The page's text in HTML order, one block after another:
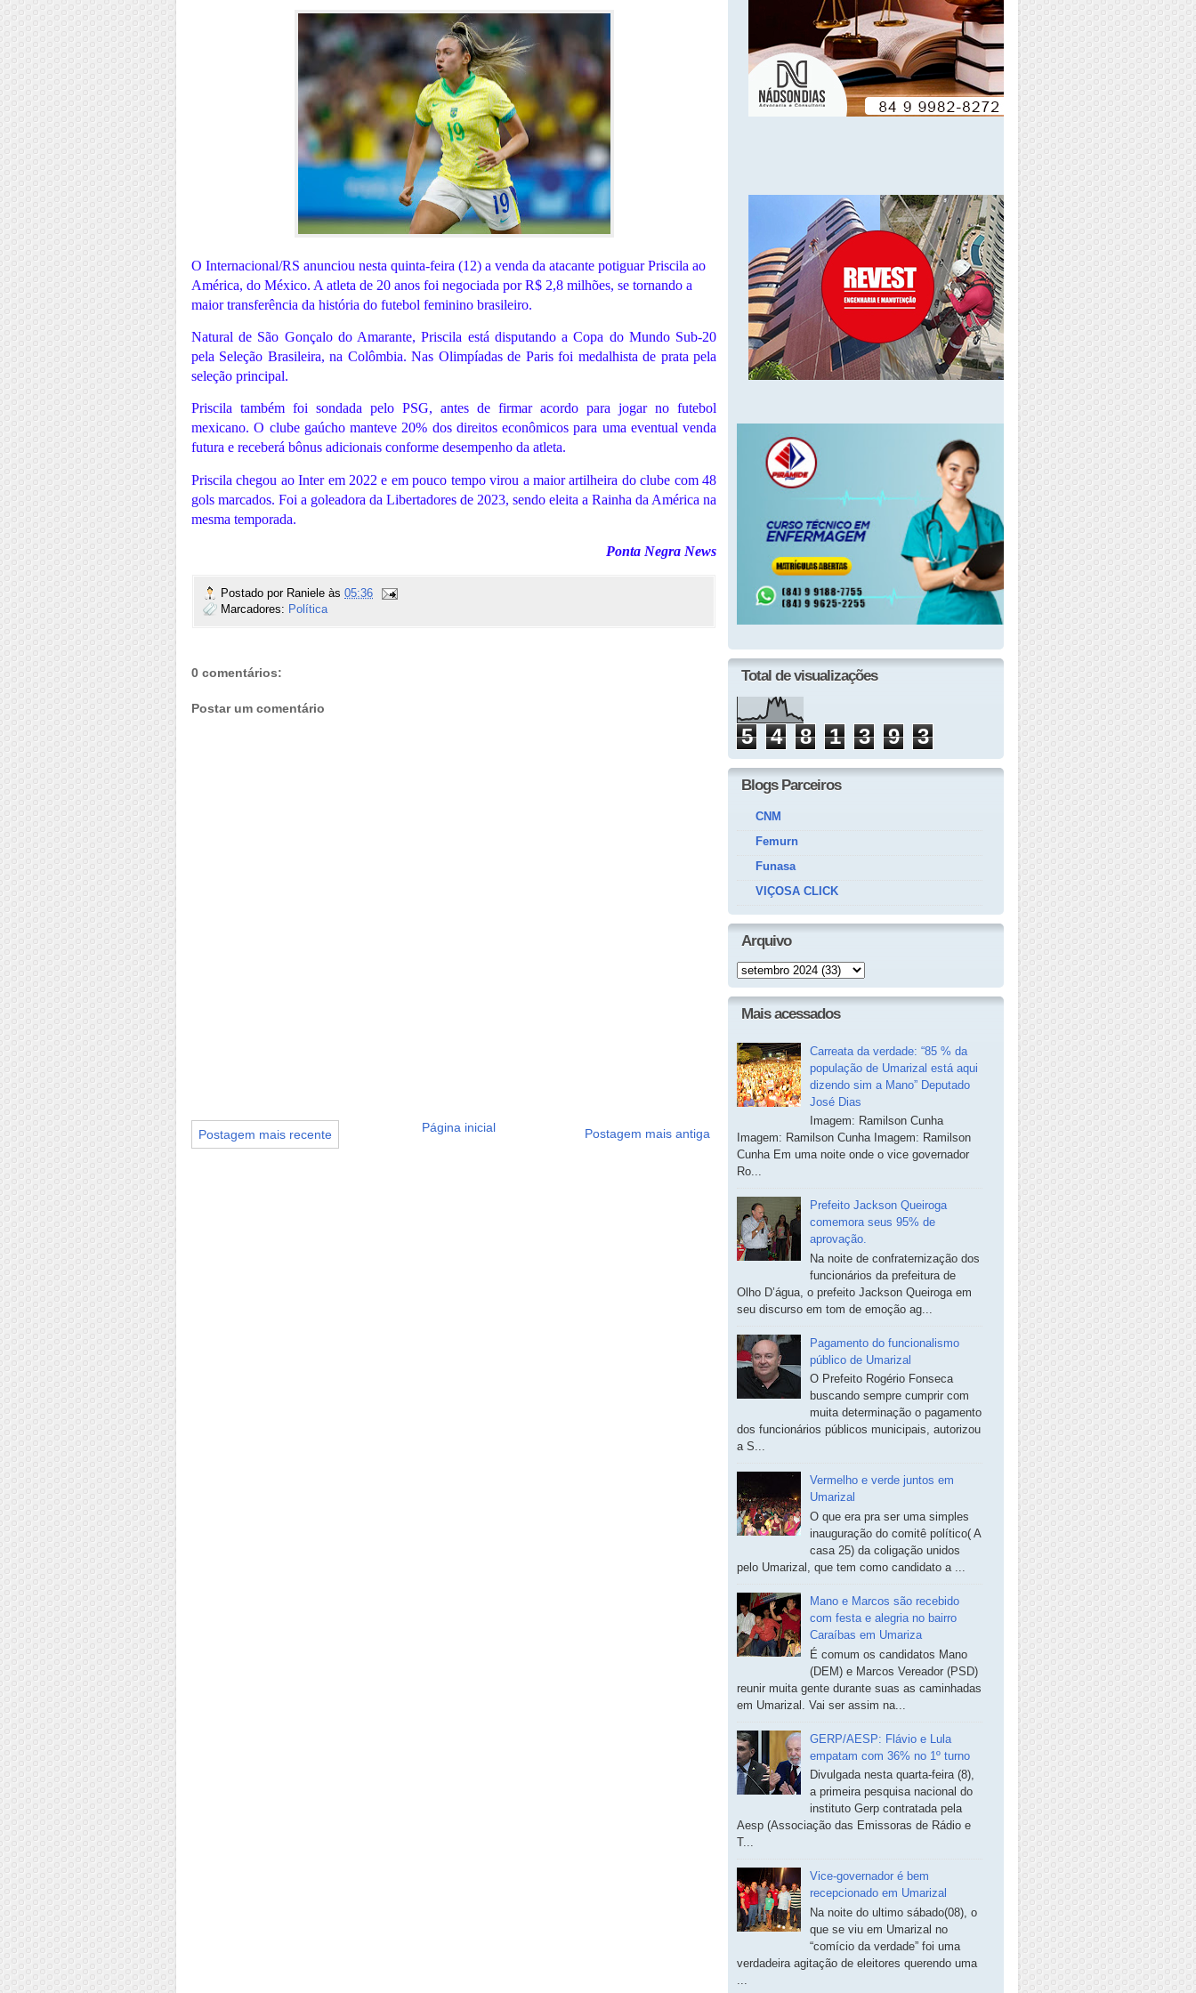
O Internacional/RS anunciou nesta quinta-feira (12) a venda da atacante potiguar Priscila ao
América, do México. A atleta de 20 anos foi negociada por R$ 2,8 milhões, se tornando a
maior transferência da história do futebol feminino brasileiro.
Natural de São Gonçalo do Amarante, Priscila está disputando a Copa do Mundo Sub-20
pela Seleção Brasileira, na Colômbia. Nas Olimpíadas de Paris foi medalhista de prata pela
seleção principal.
Priscila também foi sondada pelo PSG, antes de firmar acordo para jogar no futebol
mexicano. O clube gaúcho manteve 20% dos direitos econômicos para uma eventual venda
futura e receberá bônus adicionais conforme desempenho da atleta.
Priscila chegou ao Inter em 2022 e em pouco tempo virou a maior artilheira do clube com 48
gols marcados. Foi a goleadora da Libertadores de 2023, sendo eleita a Rainha da América na
mesma temporada.
Ponta Negra News
Postado por Raniele às 05:36
Marcadores: Política
0 comentários:
Postar um comentário
Postagem mais recente Postagem mais antiga
Página inicial
Total de visualizações
5 4 8 1 3 9 3
Blogs Parceiros
CNM
Femurn
Funasa
VIÇOSA CLICK
Arquivo
Mais acessados
Carreata da verdade: “85 % da
população de Umarizal está aqui
dizendo sim a Mano” Deputado
José Dias
Imagem: Ramilson Cunha
Imagem: Ramilson Cunha Imagem: Ramilson
Cunha Em uma noite onde o vice governador
Ro...
Prefeito Jackson Queiroga
comemora seus 95% de
aprovação.
Na noite de confraternização dos
funcionários da prefeitura de
Olho D’água, o prefeito Jackson Queiroga em
seu discurso em tom de emoção ag...
Pagamento do funcionalismo
público de Umarizal
O Prefeito Rogério Fonseca
buscando sempre cumprir com
muita determinação o pagamento
dos funcionários públicos municipais, autorizou
a S...
Vermelho e verde juntos em
Umarizal
O que era pra ser uma simples
inauguração do comitê político( A
casa 25) da coligação unidos
pelo Umarizal, que tem como candidato a ...
Mano e Marcos são recebido
com festa e alegria no bairro
Caraíbas em Umariza
É comum os candidatos Mano
(DEM) e Marcos Vereador (PSD)
reunir muita gente durante suas as caminhadas
em Umarizal. Vai ser assim na...
GERP/AESP: Flávio e Lula
empatam com 36% no 1º turno
Divulgada nesta quarta-feira (8),
a primeira pesquisa nacional do
instituto Gerp contratada pela
Aesp (Associação das Emissoras de Rádio e
T...
Vice-governador é bem
recepcionado em Umarizal
Na noite do ultimo sábado(08), o
que se viu em Umarizal no
“comício da verdade” foi uma
verdadeira agitação de eleitores querendo uma